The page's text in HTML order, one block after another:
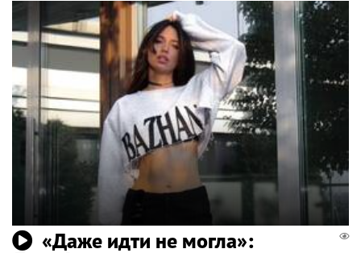
«Даже идти не могла»: